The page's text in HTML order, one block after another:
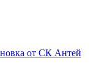
от СК Антей